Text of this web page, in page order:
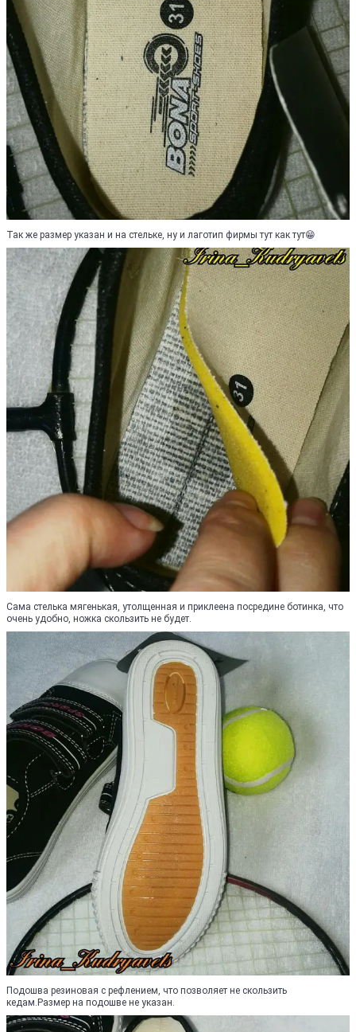
Так же размер указан и на стельке, ну и лаготип фирмы тут как тут😁
Сама стелька мягенькая, утолщенная и приклеена посредине ботинка, что
очень удобно, ножка скользить не будет.
Подошва резиновая с рефлением, что позволяет не скользить
кедам.Размер на подошве не указан.